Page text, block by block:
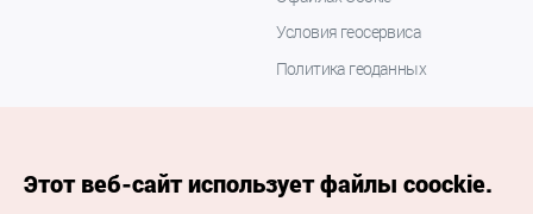
Условия геосервиса
Политика геоданных
Этот веб-сайт использует файлы coockie.